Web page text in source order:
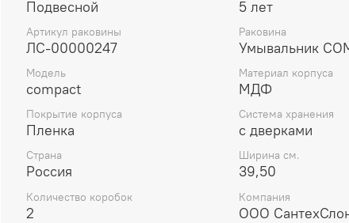
надежное крепление, используются только от
7. При натяжении пленки каждый элемент изделия
проклеивается по всей поверхности
8. При обработке фасадов МДФ применяется
"Rehau" (Германия) 4 мм.
9. Все открытые элементы при сборке мебели (в
винты и дюбель-стяжки) закрываются надежными
"Hettich".
10. Для упаковки изделий применяется 5-ти
Класса.
Все эти особенности производства позволяют нам
Подвесной 5 лет
Артикул раковины
ЛС-00000247
Раковина
Умывальник
Модель
compact
Материал корпуса
МДФ
Покрытие корпуса
Пленка
Система хранения
с дверками
Страна
Россия
Ширина см.
39,50
Количество коробок
2
Компания
ООО